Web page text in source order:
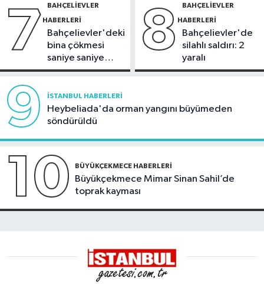
7 BAHÇELIEVLER
HABERLERI
Bahçelievler'deki
bina çökmesi
saniye saniye
görüntülendi
8 BAHÇELIEVLER
HABERLERI
Bahçelievler'de
silahlı saldırı: 2
yaralı
9 İSTANBUL HABERLERI
Heybeliada'da orman yangını büyümeden
söndürüldü
10 BÜYÜKÇEKMECE HABERLERI
Büyükçekmece Mimar Sinan Sahil’de
toprak kayması